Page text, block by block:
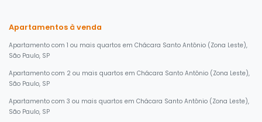
Apartamentos à venda
Apartamento com 1 ou mais quartos em Chácara Santo Antônio (Zona Leste),
São Paulo, SP
Apartamento com 2 ou mais quartos em Chácara Santo Antônio (Zona Leste),
São Paulo, SP
Apartamento com 3 ou mais quartos em Chácara Santo Antônio (Zona Leste),
São Paulo, SP